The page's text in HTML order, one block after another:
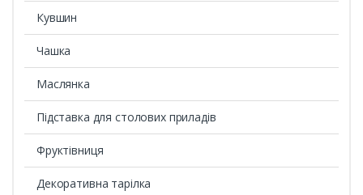
Кувшин
Чашка
Маслянка
Підставка для столових приладів
Фруктівниця
Декоративна тарілка